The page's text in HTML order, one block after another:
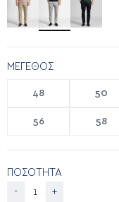
ΜΈΓΕΘΟΣ
48 50
56 58
ΠΟΣΟΤΗΤΑ